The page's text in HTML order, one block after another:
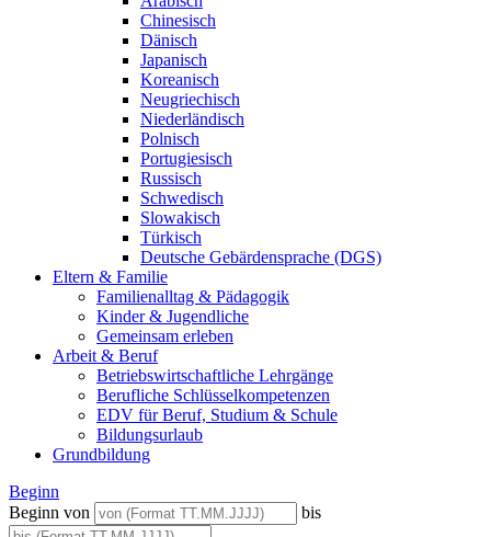
Chinesisch
Dänisch
Japanisch
Koreanisch
Neugriechisch
Niederländisch
Polnisch
Portugiesisch
Russisch
Schwedisch
Slowakisch
Türkisch
Deutsche Gebärdensprache (DGS)
Eltern & Familie
Familienalltag & Pädagogik
Kinder & Jugendliche
Gemeinsam erleben
Arbeit & Beruf
Betriebswirtschaftliche Lehrgänge
Berufliche Schlüsselkompetenzen
EDV für Beruf, Studium & Schule
Bildungsurlaub
Grundbildung
Beginn
Beginn von
bis